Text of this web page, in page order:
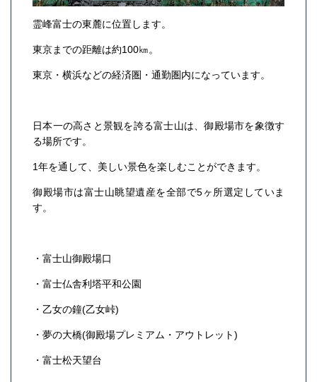
霊峰富士の東麓に位置します。
東京までの距離は約100㎞。
東京・横浜などの経済圏・通勤圏内になっています。
日本一の高さと景観を誇る富士山は、御殿場市を象徴す
る場所です。
1年を通して、美しい景色を楽しむことができます。
御殿場市は富士山眺望遺産を全部で5ヶ所選定していま
す。
・富士山御殿場口
・富士仏舎利塔平和公園
・乙女の鐘(乙女峠)
・夢の大橋(御殿場プレミアム・アウトレット)
・富士松天望台